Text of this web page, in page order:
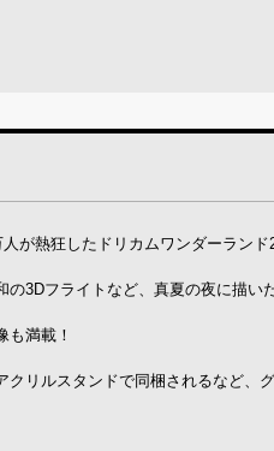
が熱狂したドリカムワンダーランド
3Dフライトなど、真夏の夜に描
も満載！
リルスタンドで同梱されるなど、